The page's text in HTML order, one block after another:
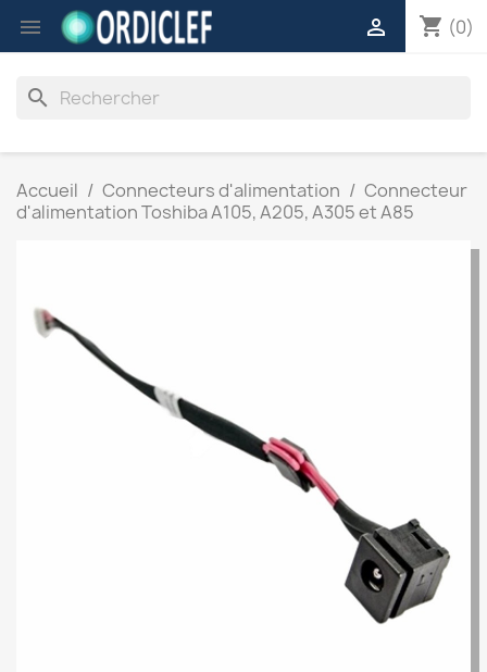
 shopping_cart (0)

search
Accueil Connecteurs d'alimentation
Connecteur
d'alimentation Toshiba A105, A205, A305 et A85